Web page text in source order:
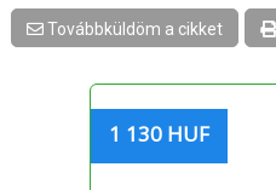
Továbbküldöm a cikket
1 130 HUF